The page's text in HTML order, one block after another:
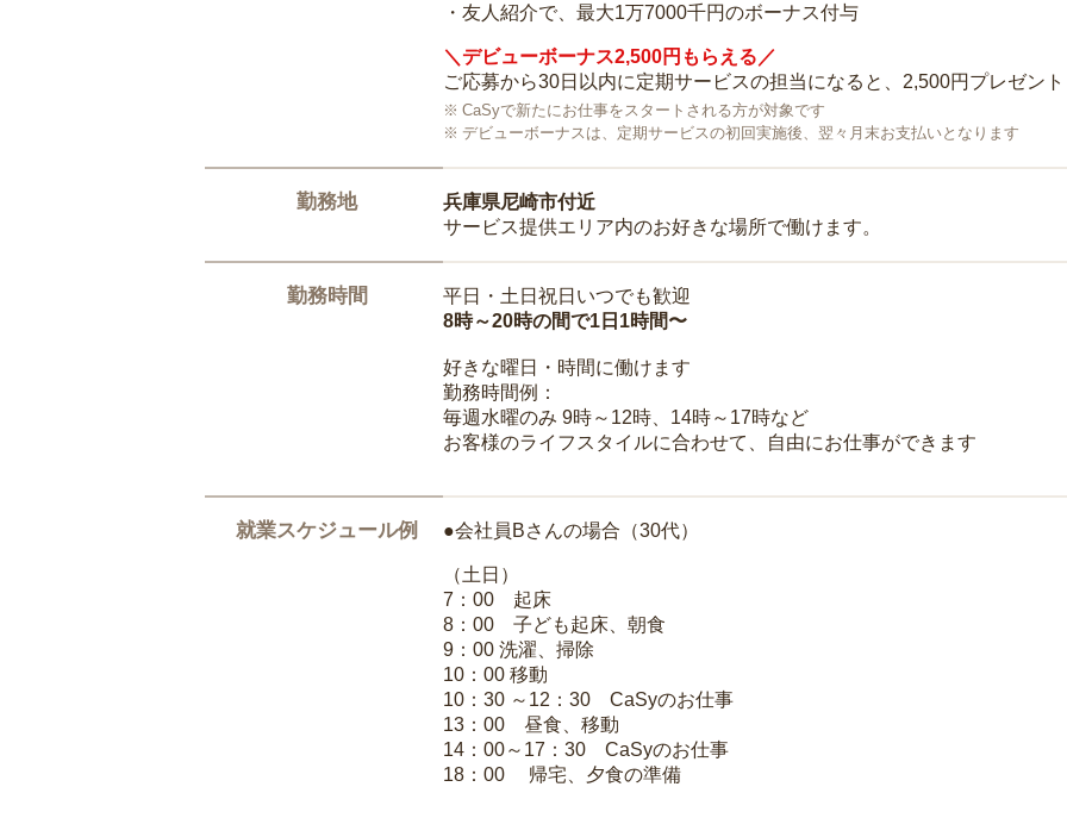
・友人紹介で、最大1万7000千円のボーナス付与
＼デビューボーナス2,500円もらえる／
ご応募から30日以内に定期サービスの担当になると、2,500円プレゼント
CaSyで新たにお仕事をスタートされる方が対象です
デビューボーナスは、定期サービスの初回実施後、翌々月末お支払いとなります
勤務地
兵庫県尼崎市付近
サービス提供エリア内のお好きな場所で働けます。
勤務時間
平日・土日祝日いつでも歓迎
8時～20時の間で1日1時間〜
好きな曜日・時間に働けます
勤務時間例：
毎週水曜のみ 9時～12時、14時～17時など
お客様のライフスタイルに合わせて、自由にお仕事ができます
就業スケジュール例 ●会社員Bさんの場合（30代）
（土日）
7：00 起床
8：00 子ども起床、朝食
9：00 洗濯、掃除
10：00 移動
10：30 ～12：30 CaSyのお仕事
13：00 昼食、移動
14：00～17：30 CaSyのお仕事
18：00 帰宅、夕食の準備